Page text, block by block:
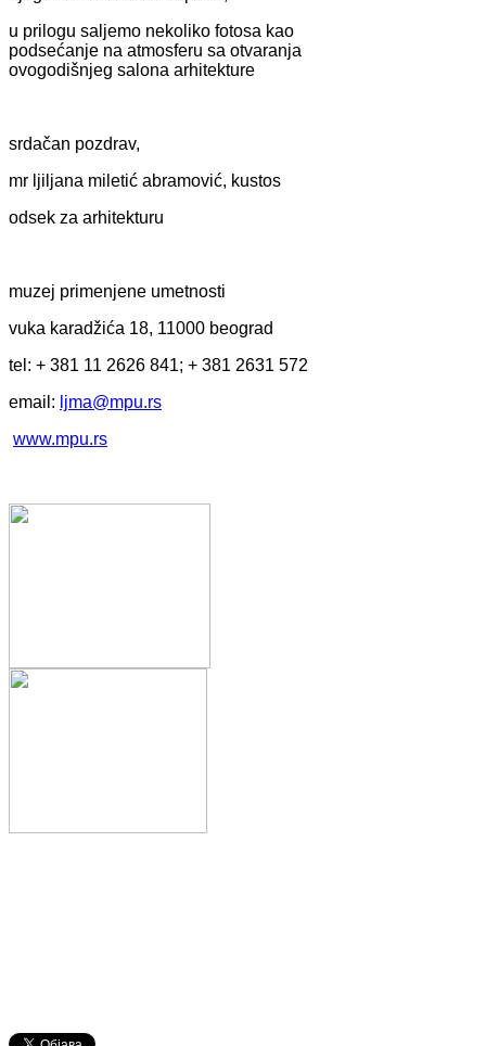
u prilogu saljemo nekoliko fotosa kao
podsećanje na atmosferu sa otvaranja
ovogodišnjeg salona arhitekture
srdačan pozdrav,
mr ljiljana miletić abramović, kustos
odsek za arhitekturu
muzej primenjene umetnosti
vuka karadžića 18, 11000 beograd
tel: + 381 11 2626 841; + 381 2631 572
email: ljma@mpu.rs
www.mpu.rs